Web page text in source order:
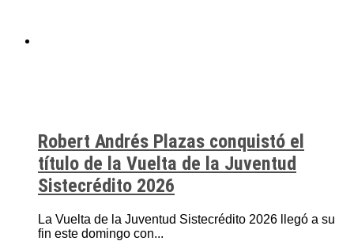
Robert Andrés Plazas conquistó el
título de la Vuelta de la Juventud
Sistecrédito 2026
La Vuelta de la Juventud Sistecrédito 2026 llegó a su
fin este domingo con...